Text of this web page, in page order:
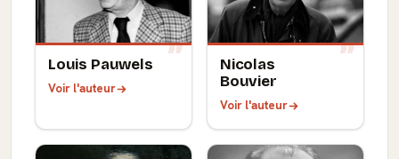
Louis Pauwels
Voir l'auteur
Nicolas
Bouvier
Voir l'auteur